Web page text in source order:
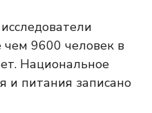
9600 человек в
Национальное
и питания записано